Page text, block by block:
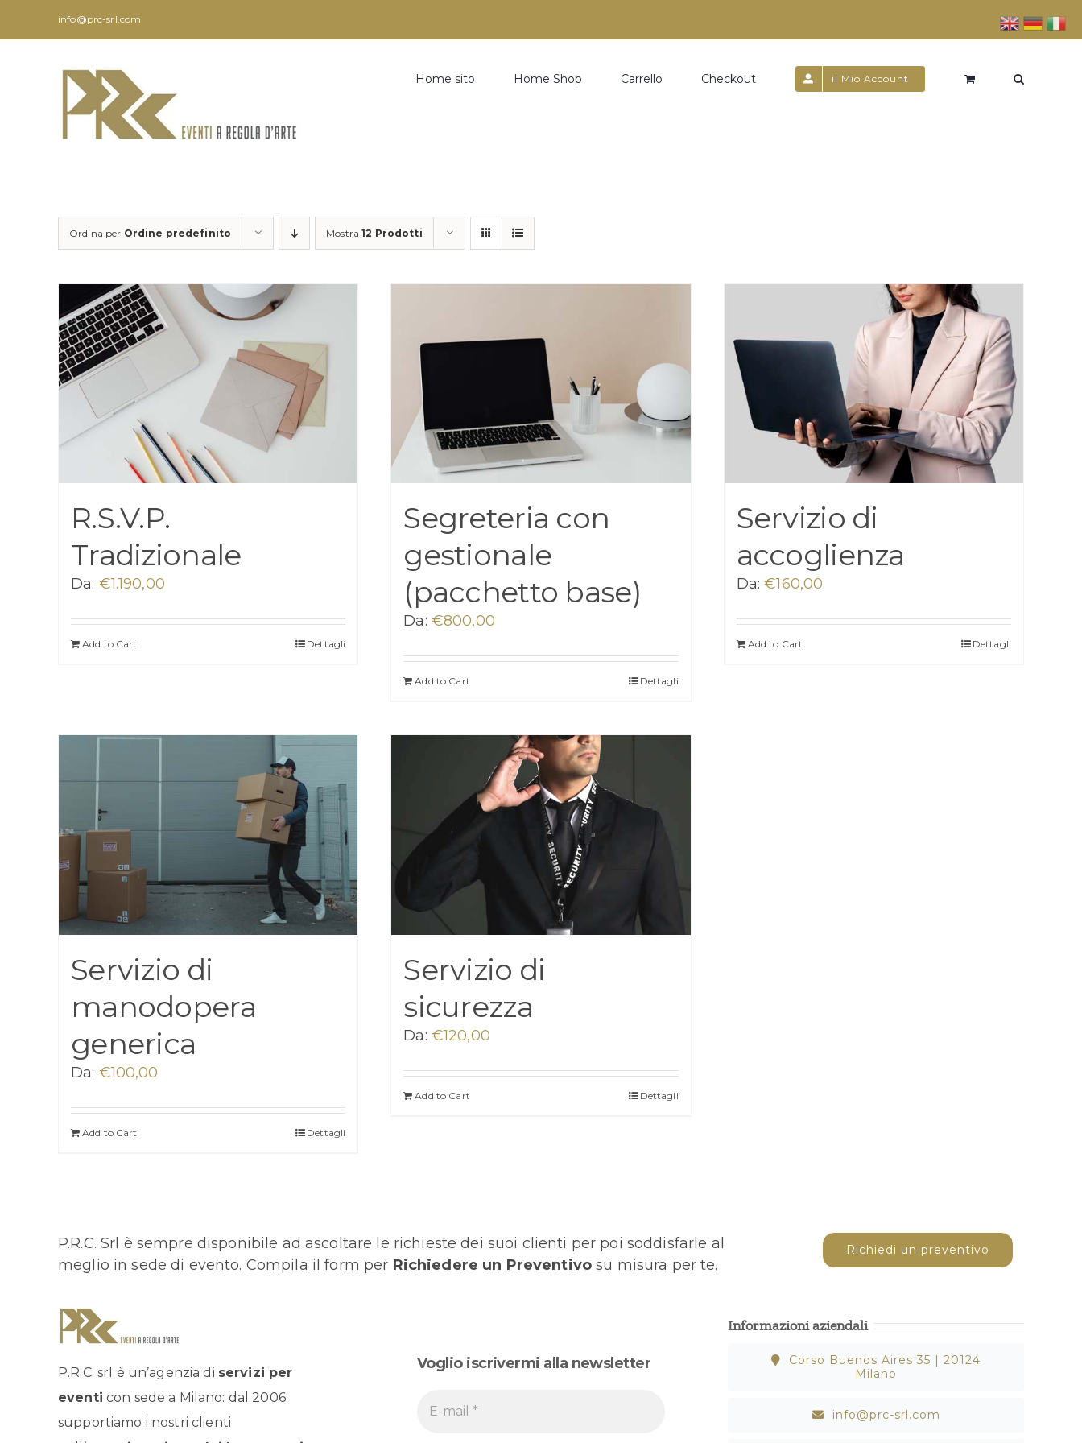
info@prc-srl.com
Home sito Home Shop Carrello Checkout il Mio Account
Ordina per Ordine predefinito Mostra12 Prodotti
R.S.V.P.
Tradizionale
Da: €1.190,00
Add to Cart Dettagli
Segreteria con
gestionale
(pacchetto base)
Da: €800,00
Add to Cart Dettagli
Servizio di
accoglienza
Da: €160,00
Add to Cart Dettagli
Servizio di
manodopera
generica
Da: €100,00
Add to Cart Dettagli
Servizio di
sicurezza
Da: €120,00
Add to Cart Dettagli
P.R.C. Srl è sempre disponibile ad ascoltare le richieste dei suoi clienti per poi soddisfarle al
meglio in sede di evento. Compila il form per Richiedere un Preventivo su misura per te.
Richiedi un preventivo
P.R.C. srl è un’agenzia di servizi per
eventi con sede a Milano: dal 2006
supportiamo i nostri clienti
Voglio iscrivermi alla newsletter
Informazioni aziendali
Corso Buenos Aires 35 | 20124
Milano
info@prc-srl.com